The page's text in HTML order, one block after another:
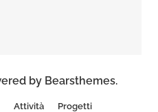
by Bearsthemes.
Attività
Progetti